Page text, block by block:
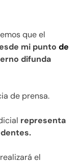
que el
mi punto de
difunda
de prensa.
representa
el